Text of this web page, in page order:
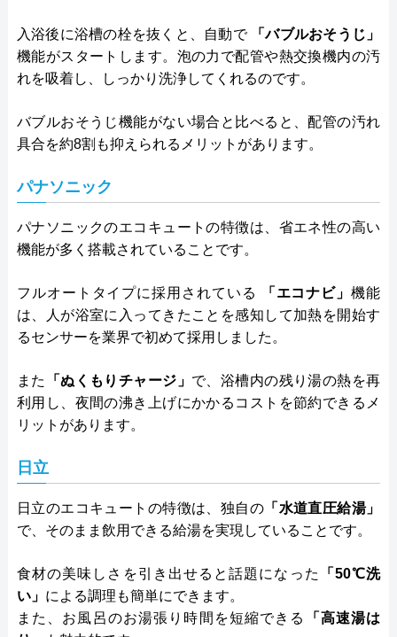
入浴後に浴槽の栓を抜くと、自動で「バブルおそうじ」
機能がスタートします。泡の力で配管や熱交換機内の汚
れを吸着し、しっかり洗浄してくれるのです。
バブルおそうじ機能がない場合と比べると、配管の汚れ
具合を約8割も抑えられるメリットがあります。
パナソニック
パナソニックのエコキュートの特徴は、省エネ性の高い
機能が多く搭載されていることです。
フルオートタイプに採用されている 「エコナビ」機能
は、人が浴室に入ってきたことを感知して加熱を開始す
るセンサーを業界で初めて採用しました。
また 「ぬくもりチャージ」 で、浴槽内の残り湯の熱を再
利用し、夜間の沸き上げにかかるコストを節約できるメ
リットがあります。
日立
日立のエコキュートの特徴は、独自の 「水道直圧給湯」
で、そのまま飲用できる給湯を実現していることです。
食材の美味しさを引き出せると話題になった
「50℃洗
い」 による調理も簡単にできます。
また、お風呂のお湯張り時間を短縮できる
「高速湯は